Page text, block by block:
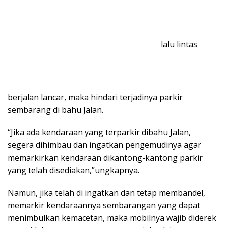
lalu lintas
berjalan lancar, maka hindari terjadinya parkir
sembarang di bahu Jalan.
“Jika ada kendaraan yang terparkir dibahu Jalan,
segera dihimbau dan ingatkan pengemudinya agar
memarkirkan kendaraan dikantong-kantong parkir
yang telah disediakan,”ungkapnya.
Namun, jika telah di ingatkan dan tetap membandel,
memarkir kendaraannya sembarangan yang dapat
menimbulkan kemacetan, maka mobilnya wajib diderek